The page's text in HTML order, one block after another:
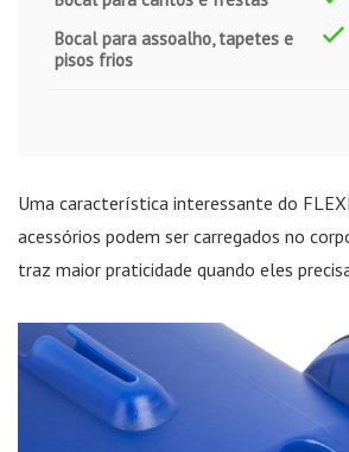
Bocal para assoalho, tapetes e
pisos frios
Uma característica interessante do
acessórios podem ser carregados no
traz maior praticidade quando eles